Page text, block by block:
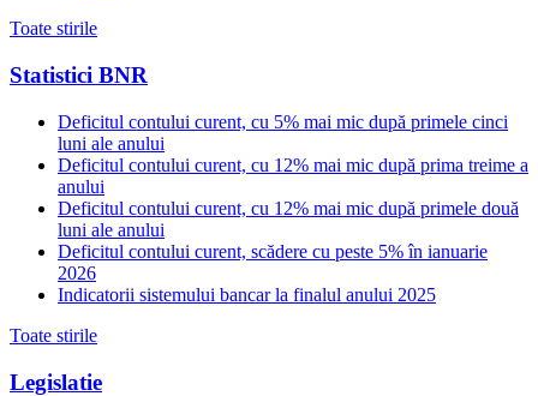
Toate stirile
Statistici BNR
Deficitul contului curent, cu 5% mai mic după primele cinci
luni ale anului
Deficitul contului curent, cu 12% mai mic după prima treime a
anului
Deficitul contului curent, cu 12% mai mic după primele două
luni ale anului
Deficitul contului curent, scădere cu peste 5% în ianuarie
2026
Indicatorii sistemului bancar la finalul anului 2025
Toate stirile
Legislatie